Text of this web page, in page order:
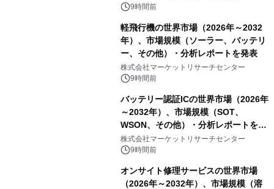
9時間前
軽飛行機の世界市場（2026年～2032
年）、市場規模（ソーラー、バッテリ
ー、その他）・分析レポートを発表
株式会社マーケットリサーチセンター
9時間前
バッテリー認証ICの世界市場（2026年
～2032年）、市場規模（SOT、
WSON、その他）・分析レポートを発
表
株式会社マーケットリサーチセンター
9時間前
オンサイト修理サービスの世界市場
（2026年～2032年）、市場規模（溶